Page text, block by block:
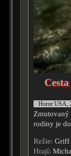
Horor USA,
rodiny je
Režie: Griff
Hrají: